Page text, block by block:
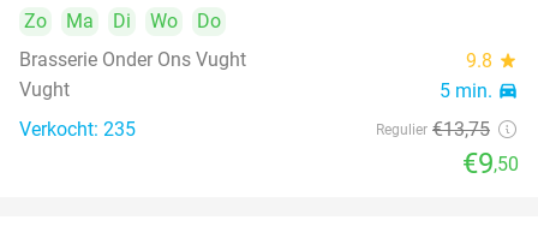
Zo Ma Di Wo
Do
Brasserie Onder Ons Vught
9.8 star
Vught 5 min. directions_car
Verkocht: 235 Regulier €13,75
€9,50